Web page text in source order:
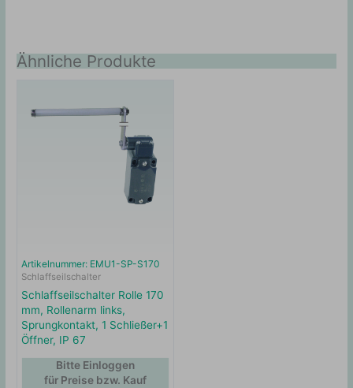
Ähnliche Produkte
Artikelnummer: EMU1-SP-S170
Schlaffseilschalter
Schlaffseilschalter Rolle 170
mm, Rollenarm links,
Sprungkontakt, 1 Schließer+1
Öffner, IP 67
Bitte Einloggen
für Preise bzw. Kauf